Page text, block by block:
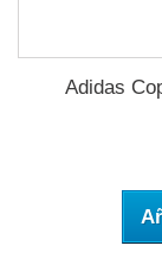
Adidas